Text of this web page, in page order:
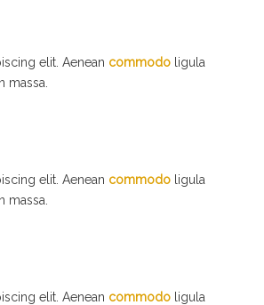
elit. Aenean commodoligula
massa.
elit. Aenean commodoligula
massa.
elit. Aenean commodoligula